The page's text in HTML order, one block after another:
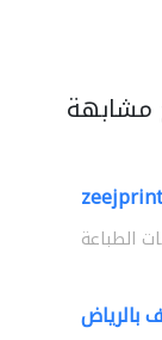
مشابهة
zeejprint
الطباعة